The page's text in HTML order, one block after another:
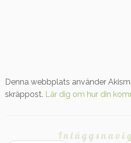
Denna webbplats använder
skräppost. Lär dig om hur din